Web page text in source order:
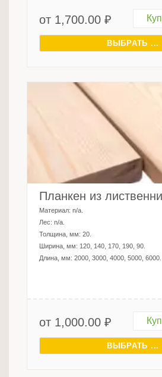
от 1,700.00 ₽
ВЫБРАТЬ ...
Планкен из
Материал: n/a.
Лес: n/a.
Толщина, мм: 20.
Ширина, мм: 120, 140, 170, 190, 90.
Длина, мм: 2000, 3000, 4000, 5000, 6000.
от 1,000.00 ₽
ВЫБРАТЬ ...